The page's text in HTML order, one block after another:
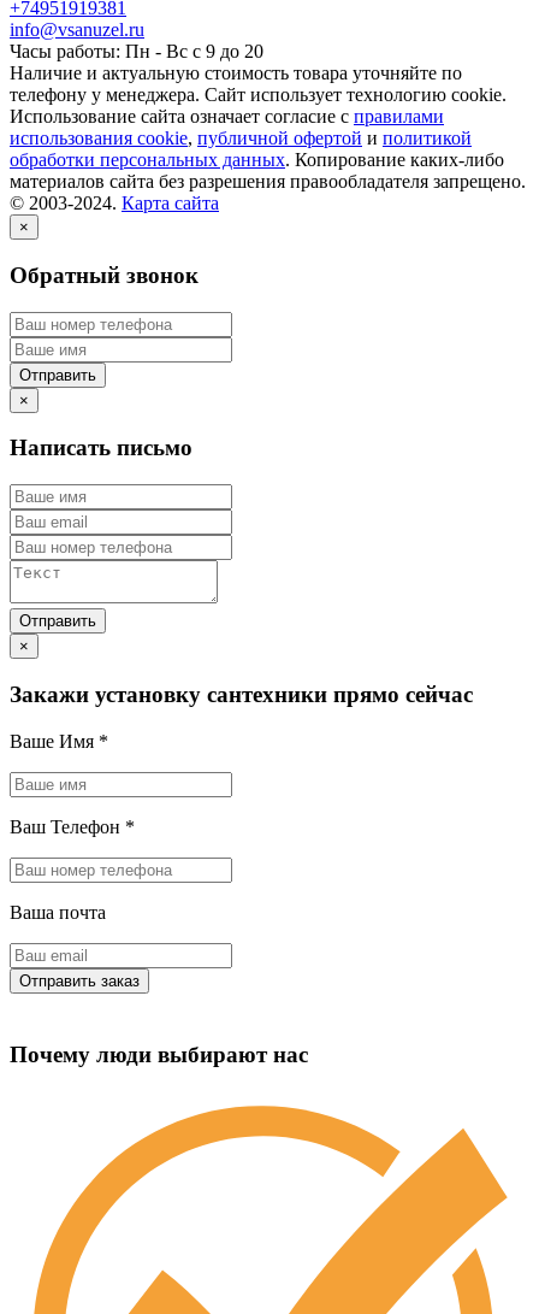
+74951919381
info@vsanuzel.ru
Часы работы: Пн - Вс с 9 до 20
Наличие и актуальную стоимость товара уточняйте по
телефону у менеджера. Сайт использует технологию cookie.
Использование сайта означает согласие с правилами
использования cookie, публичной офертой и политикой
обработки персональных данных. Копирование каких-либо
материалов сайта без разрешения правообладателя запрещено.
© 2003-2024. Карта сайта
×
Обратный звонок
×
Написать письмо
×
Закажи установку сантехники прямо сейчас
Ваше Имя *
Ваш Телефон *
Ваша почта
Почему люди выбирают нас